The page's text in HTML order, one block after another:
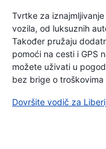
Tvrtke za
vozila, od luksuznih
Također pružaju
pomoći na cesti i GPS
možete uživati ​​u
bez brige o troškovima
Dovršite vodič za